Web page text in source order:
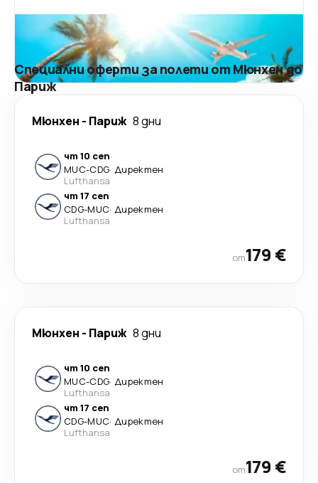
Специални оферти за полети от Мюнхен до
Париж
Мюнхен - Париж 8 дни
чт 10 сеп
MUC-CDG· Директен
Lufthansa
чт 17 сеп
CDG-MUC· Директен
Lufthansa
от179 €
Мюнхен - Париж 8 дни
чт 10 сеп
MUC-CDG· Директен
Lufthansa
чт 17 сеп
CDG-MUC· Директен
Lufthansa
от179 €